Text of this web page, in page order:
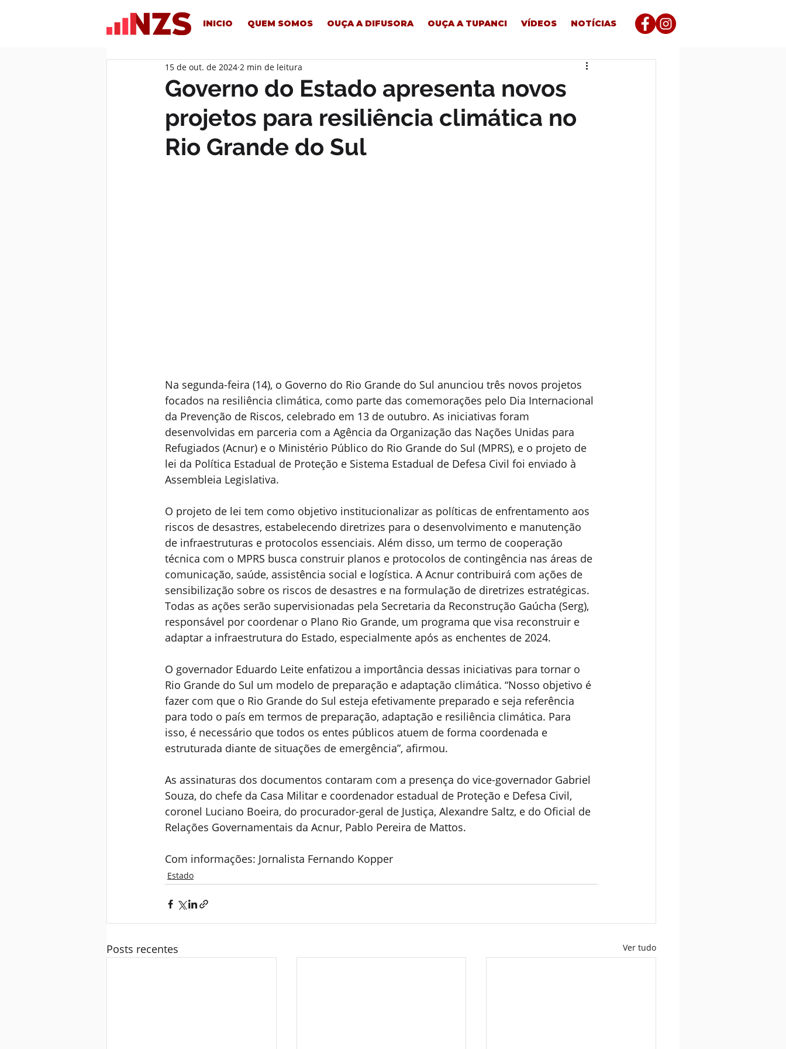
INICIO QUEM SOMOS OUÇA A DIFUSORA OUÇA A TUPANCI VÍDEOS NOTÍCIAS
Governo do Estado apresenta novos
projetos para resiliência climática no
Rio Grande do Sul
15 de out. de 2024 2 min de leitura
Na segunda-feira (14), o Governo do Rio Grande do Sul anunciou três novos projetos
focados na resiliência climática, como parte das comemorações pelo Dia Internacional
da Prevenção de Riscos, celebrado em 13 de outubro. As iniciativas foram
desenvolvidas em parceria com a Agência da Organização das Nações Unidas para
Refugiados (Acnur) e o Ministério Público do Rio Grande do Sul (MPRS), e o projeto de
lei da Política Estadual de Proteção e Sistema Estadual de Defesa Civil foi enviado à
Assembleia Legislativa.
O projeto de lei tem como objetivo institucionalizar as políticas de enfrentamento aos
riscos de desastres, estabelecendo diretrizes para o desenvolvimento e manutenção
de infraestruturas e protocolos essenciais. Além disso, um termo de cooperação
técnica com o MPRS busca construir planos e protocolos de contingência nas áreas de
comunicação, saúde, assistência social e logística. A Acnur contribuirá com ações de
sensibilização sobre os riscos de desastres e na formulação de diretrizes estratégicas.
Todas as ações serão supervisionadas pela Secretaria da Reconstrução Gaúcha (Serg),
responsável por coordenar o Plano Rio Grande, um programa que visa reconstruir e
adaptar a infraestrutura do Estado, especialmente após as enchentes de 2024.
O governador Eduardo Leite enfatizou a importância dessas iniciativas para tornar o
Rio Grande do Sul um modelo de preparação e adaptação climática. “Nosso objetivo é
fazer com que o Rio Grande do Sul esteja efetivamente preparado e seja referência
para todo o país em termos de preparação, adaptação e resiliência climática. Para
isso, é necessário que todos os entes públicos atuem de forma coordenada e
estruturada diante de situações de emergência”, afirmou.
As assinaturas dos documentos contaram com a presença do vice-governador Gabriel
Souza, do chefe da Casa Militar e coordenador estadual de Proteção e Defesa Civil,
coronel Luciano Boeira, do procurador-geral de Justiça, Alexandre Saltz, e do Oficial de
Relações Governamentais da Acnur, Pablo Pereira de Mattos.
Com informações: Jornalista Fernando Kopper
Estado
Posts recentes Ver tudo